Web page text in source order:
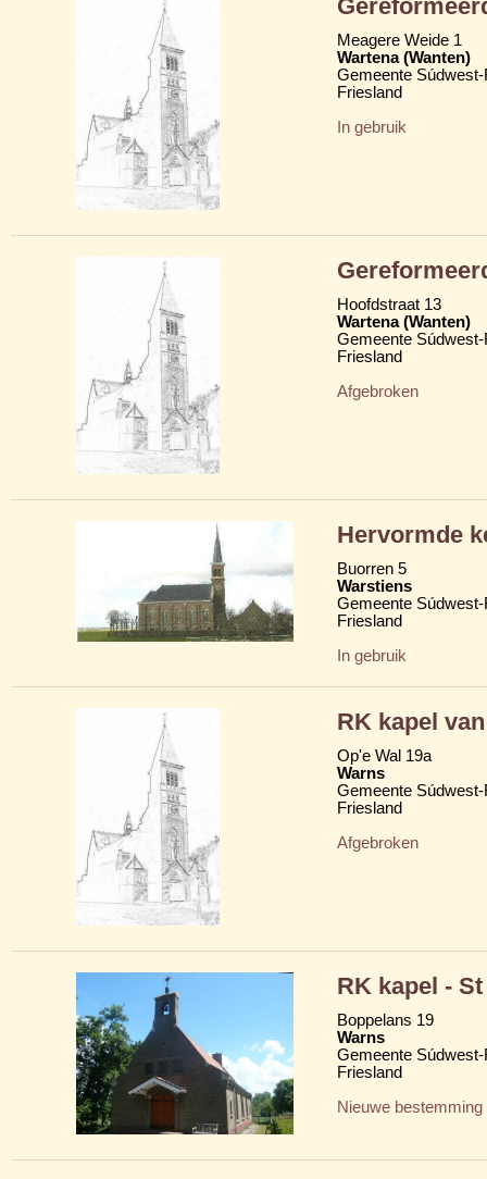
Meagere Weide 1
Wartena (Wanten)
Gemeente
Friesland
In gebruik
Hoofdstraat 13
Wartena (Wanten)
Gemeente
Friesland
Afgebroken
Hervormde
Buorren 5
Warstiens
Gemeente
Friesland
In gebruik
RK kapel
Op'e Wal 19a
Warns
Gemeente
Friesland
Afgebroken
RK kapel -
Boppelans 19
Warns
Gemeente
Friesland
Nieuwe bestemming